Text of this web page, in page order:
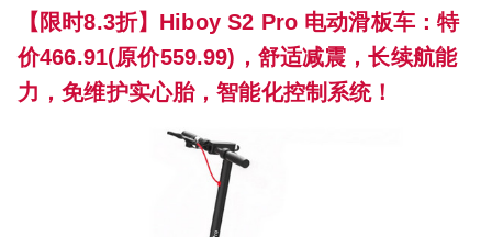
【限时8.3折】Hiboy S2 Pro 电动滑板车：特
价466.91(原价559.99)，舒适减震，长续航能
力，免维护实心胎，智能化控制系统！